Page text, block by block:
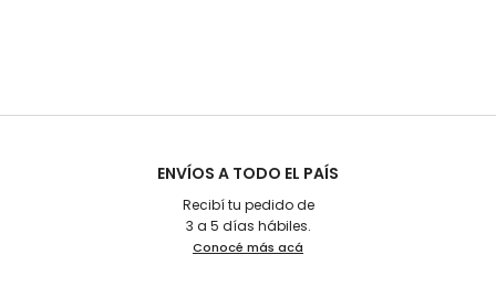
ENVÍOS A TODO EL PAÍS
Recibí tu pedido de
3 a 5 días hábiles.
Conocé más acá